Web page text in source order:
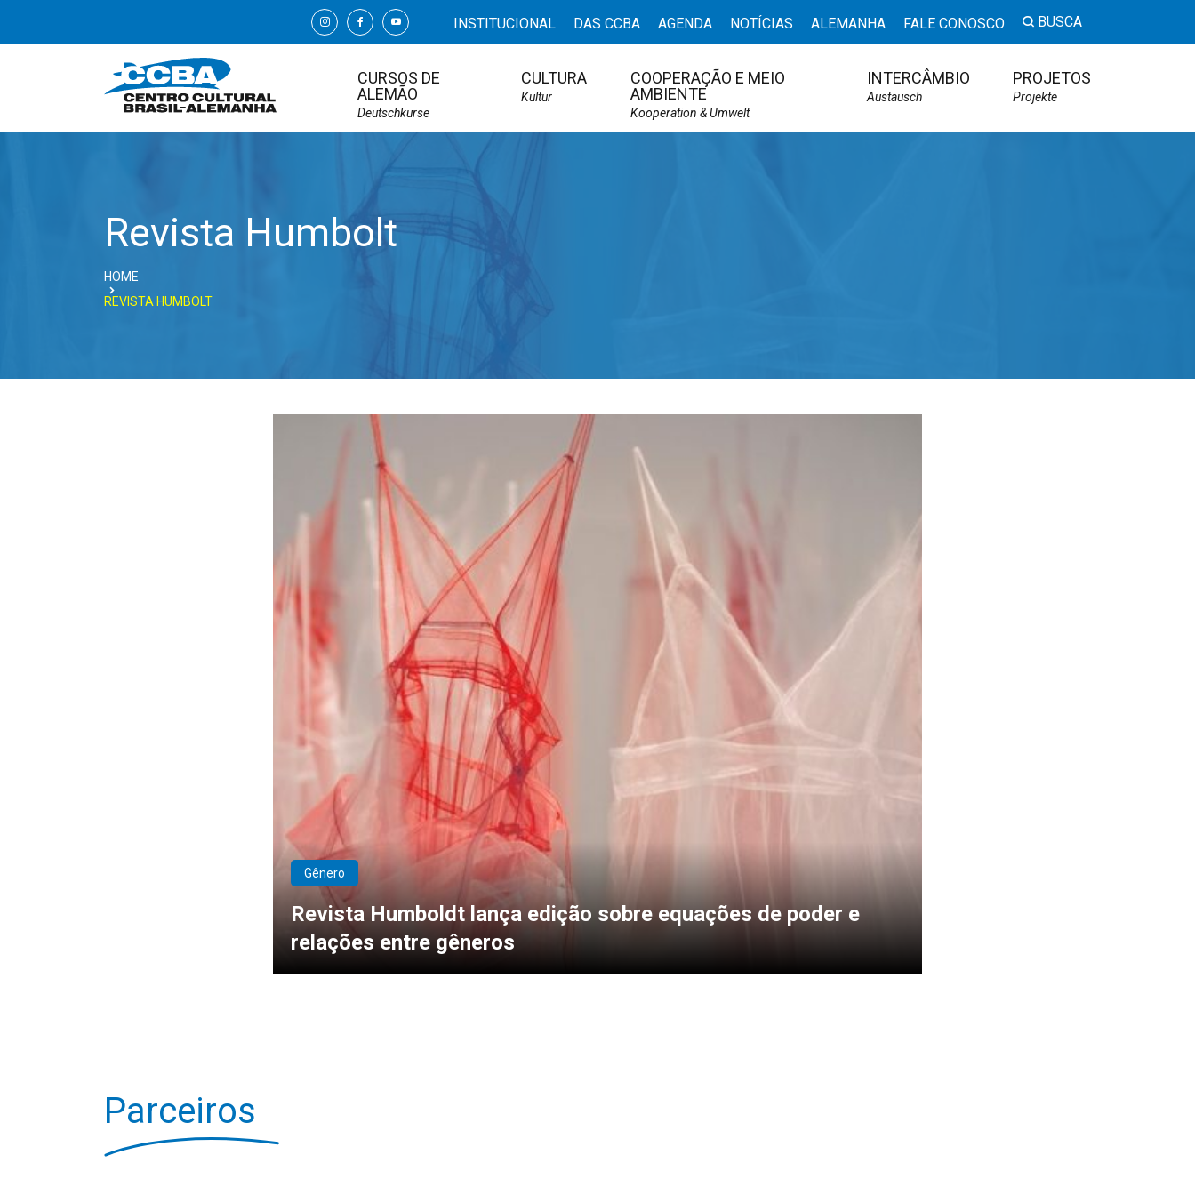
INSTITUCIONAL DAS CCBA AGENDA NOTÍCIAS ALEMANHA FALE CONOSCO BUSCA
CURSOS DE
ALEMÃO
Deutschkurse
CULTURA
Kultur
COOPERAÇÃO E MEIO
AMBIENTE
Kooperation & Umwelt
INTERCÂMBIO
Austausch
PROJETOS
Projekte
Revista Humbolt
HOME
REVISTA HUMBOLT
Gênero
Revista Humboldt lança edição sobre equações de poder e
relações entre gêneros
Parceiros